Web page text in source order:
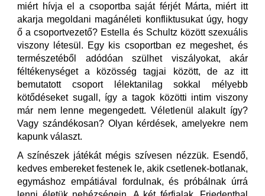
miért hívja el a csoportba saját férjét Márta, miért itt
akarja megoldani magánéleti konfliktusukat úgy, hogy
ő a csoportvezető? Estella és Schultz között szexuális
viszony létesül. Egy kis csoportban ez megeshet, és
természetéből adódóan szülhet viszályokat, akár
féltékenységet a közösség tagjai között, de az itt
bemutatott csoport lélektanilag sokkal mélyebb
kötődéseket sugall, így a tagok közötti intim viszony
már nem lenne megengedett. Véletlenül alakult így?
Vagy szándékosan? Olyan kérdések, amelyekre nem
kapunk választ.
A színészek játékát mégis szívesen nézzük. Esendő,
kedves embereket festenek le, akik csetlenek-botlanak,
egymáshoz empátiával fordulnak, és próbálnak úrrá